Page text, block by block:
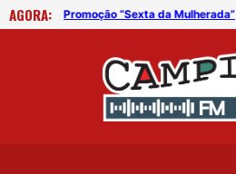
AGORA: Promoção “Sexta da Mulherada”